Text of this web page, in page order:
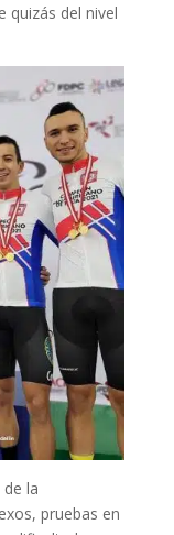
quizás del nivel
la
pruebas en